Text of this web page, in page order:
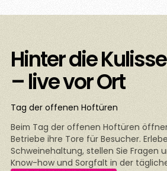
Hinter die
– live vor Ort
Tag der offenen Hoftüren
Beim Tag der offenen Hoftüren
Betriebe ihre Tore für Besucher.
Schweinehaltung, stellen Sie Fragen
Know-how und Sorgfalt in der